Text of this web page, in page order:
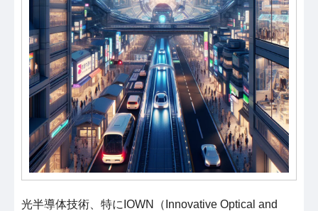
光半導体技術、特にIOWN（Innovative Optical and